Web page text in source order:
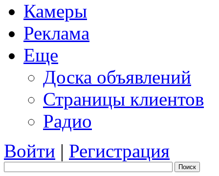
Камеры
Реклама
Еще
Доска объявлений
Страницы клиентов
Радио
Войти | Регистрация
Поиск